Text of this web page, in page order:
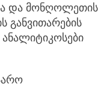
და მონღოლეთის
განვითარების
ანალიტიკოსები